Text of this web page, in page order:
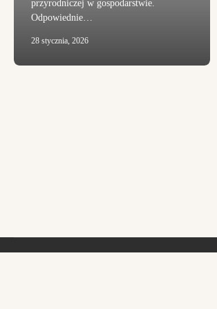
przyrodniczej w gospodarstwie.
Odpowiednie…
28 stycznia, 2026